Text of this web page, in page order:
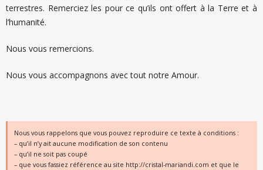
terrestres. Remerciez les pour ce qu’ils ont offert à la Terre et à
l’humanité.
Nous vous remercions.
Nous vous accompagnons avec tout notre Amour.
Nous vous rappelons que vous pouvez reproduire ce texte à conditions :
– qu’il n’y ait aucune modification de son contenu
– qu’il ne soit pas coupé
– que vous fassiez référence au site http://cristal-mariandi.com et que le